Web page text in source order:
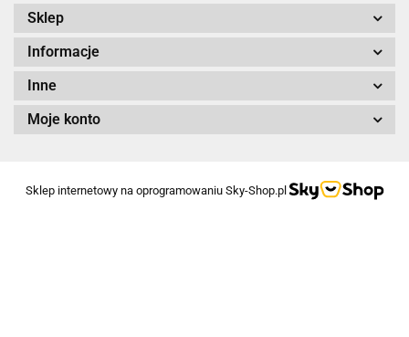
Sklep
Informacje
Inne
Moje konto
Sklep internetowy na oprogramowaniu Sky-Shop.pl